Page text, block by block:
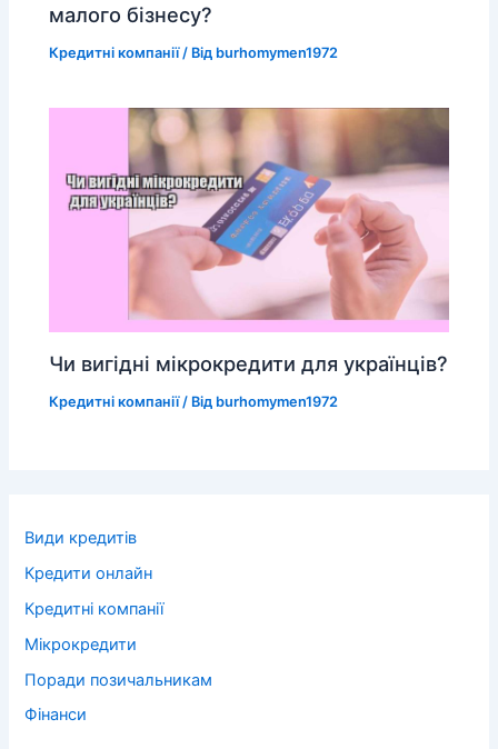
малого бізнесу?
Кредитні компанії/ Від burhomymen1972
Чи вигідні мікрокредити для українців?
Кредитні компанії/ Від burhomymen1972
Види кредитів
Кредити онлайн
Кредитні компанії
Мікрокредити
Поради позичальникам
Фінанси